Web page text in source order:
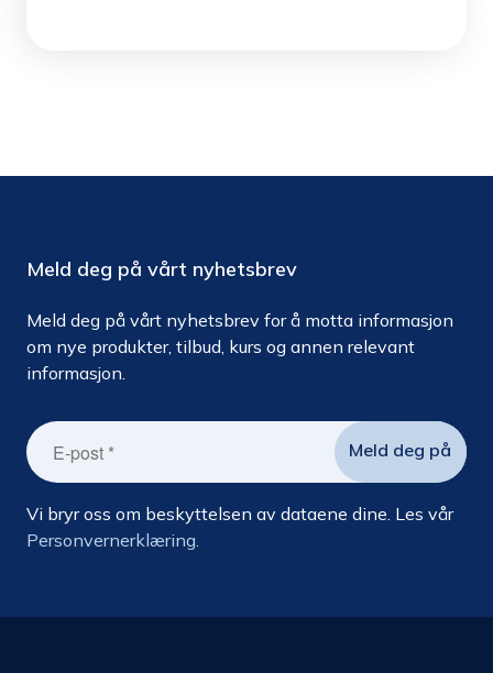
Meld deg på vårt nyhetsbrev
Meld deg på vårt nyhetsbrev for å motta informasjon
om nye produkter, tilbud, kurs og annen relevant
informasjon.
Vi bryr oss om beskyttelsen av dataene dine. Les vår
Personvernerklæring.